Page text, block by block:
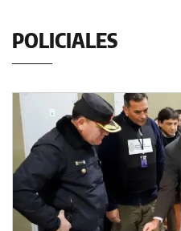
POLICIALES